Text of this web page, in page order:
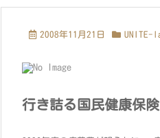
2008年11月21日 UNITE-
行き詰る国民健康保険